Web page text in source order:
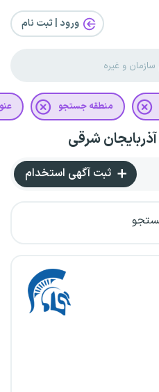
ورود | ثبت‌ نام
منطقه جستجو
شرقی
ثبت آگهی استخدام